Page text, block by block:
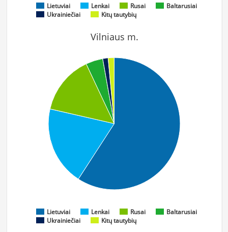
Lietuviai Lenkai Rusai
Baltarusiai
Ukrainiečiai
Kitų tautybių
Vilniaus m.
Lietuviai Lenkai Rusai
Baltarusiai
Ukrainiečiai
Kitų tautybių